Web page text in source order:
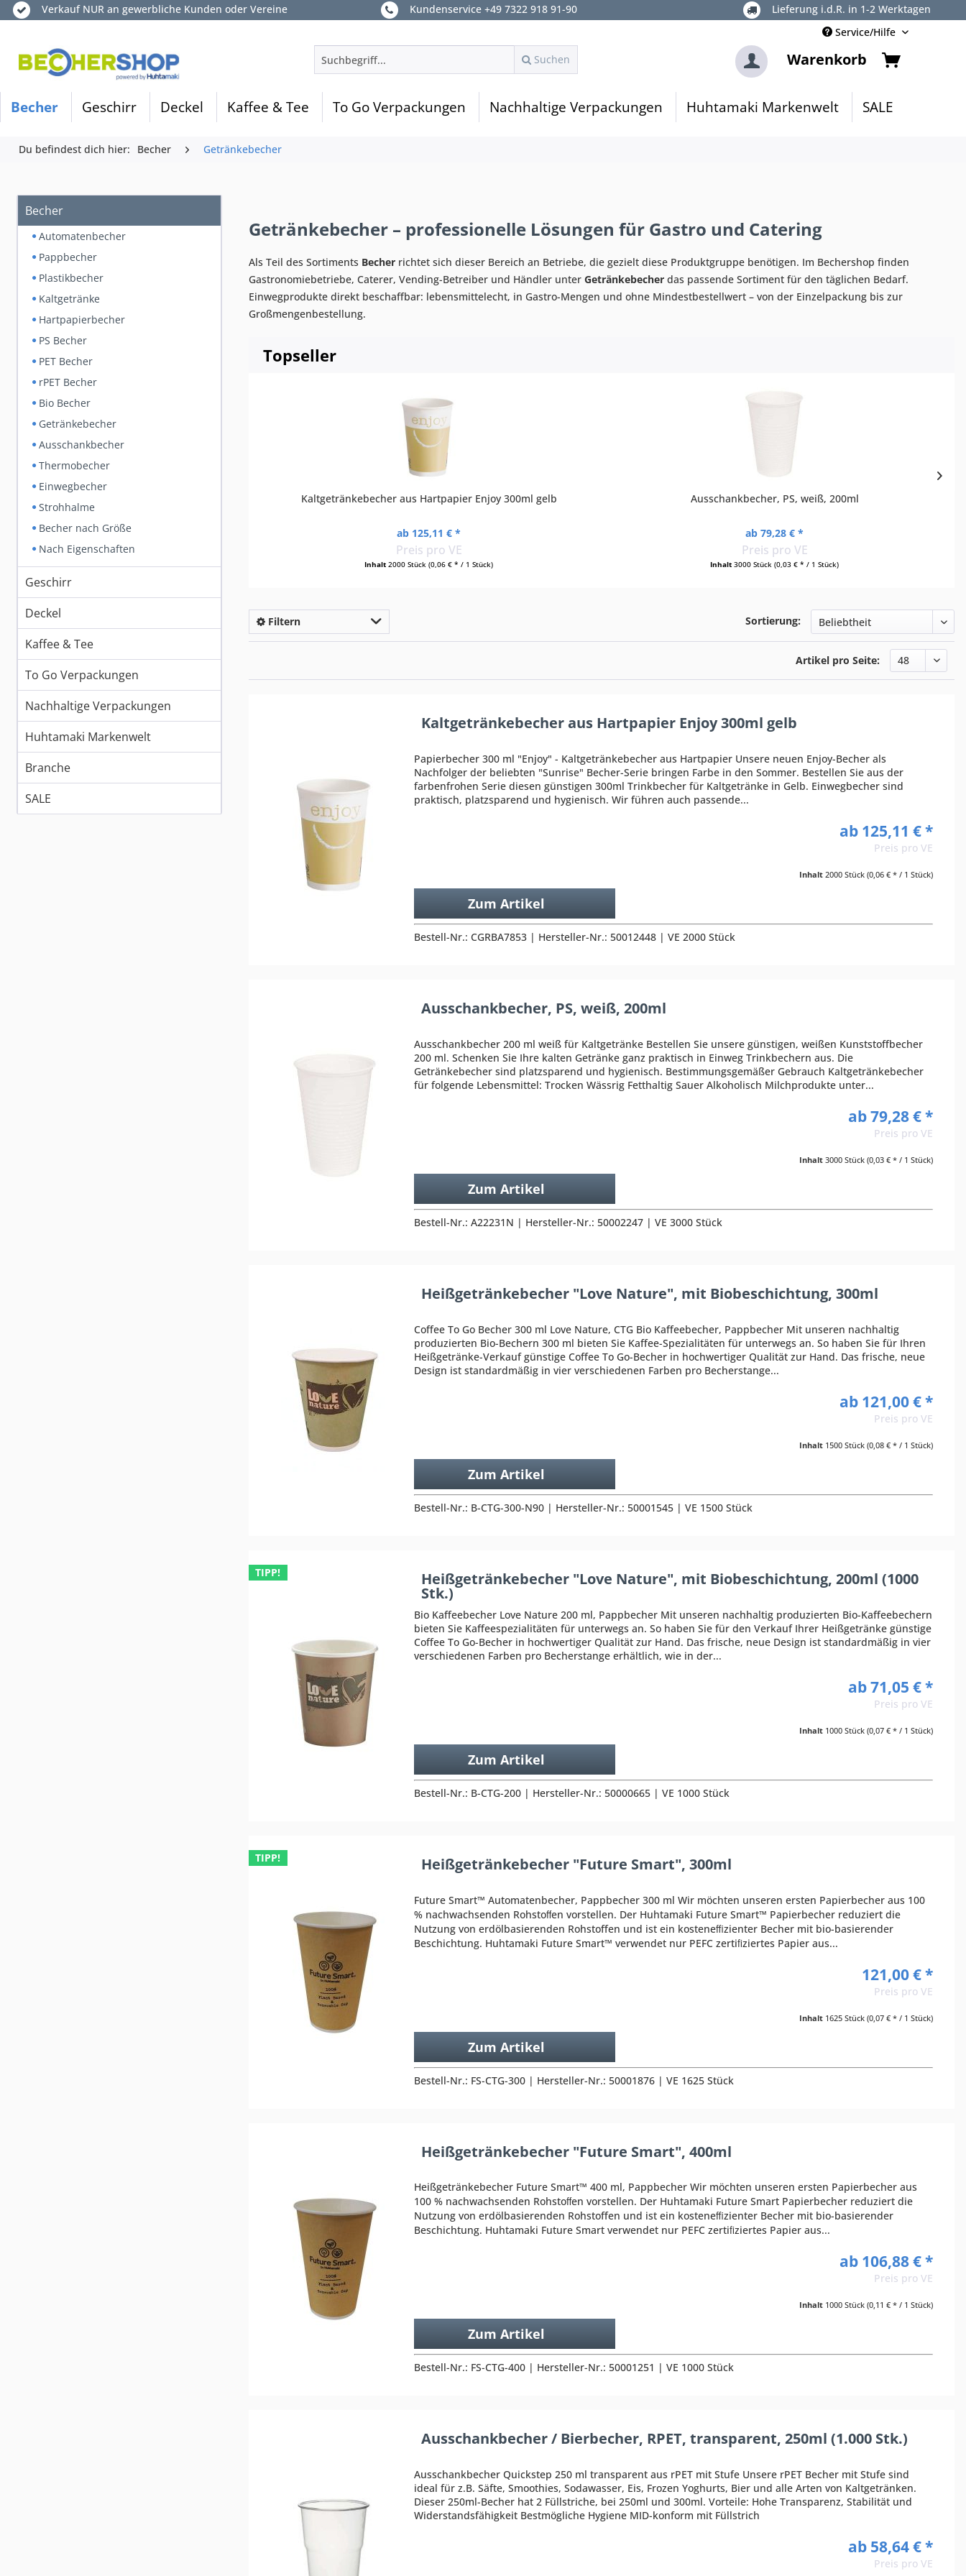
Verkauf NUR an gewerbliche Kunden oder Vereine Kundenservice +49 7322 918 91-90
Lieferung i.d.R. in 1-2 Werktagen
Service/Hilfe
Suchen
Warenkorb
Becher Geschirr Deckel Kaffee & Tee To Go Verpackungen Nachhaltige Verpackungen Huhtamaki Markenwelt SALE
Du befindest dich hier: Becher Getränkebecher
Becher
Automatenbecher
Pappbecher
Plastikbecher
Kaltgetränke
Hartpapierbecher
PS Becher
PET Becher
rPET Becher
Bio Becher
Getränkebecher
Ausschankbecher
Thermobecher
Einwegbecher
Strohhalme
Becher nach Größe
Nach Eigenschaften
Geschirr
Deckel
Kaffee & Tee
To Go Verpackungen
Nachhaltige Verpackungen
Huhtamaki Markenwelt
Branche
SALE
Getränkebecher – professionelle Lösungen für Gastro und Catering
Als Teil des Sortiments Becher richtet sich dieser Bereich an Betriebe, die gezielt diese Produktgruppe benötigen. Im Bechershop finden
Gastronomiebetriebe, Caterer, Vending-Betreiber und Händler unter Getränkebecher das passende Sortiment für den täglichen Bedarf.
Einwegprodukte direkt beschaffbar: lebensmittelecht, in Gastro-Mengen und ohne Mindestbestellwert – von der Einzelpackung bis zur
Großmengenbestellung.
Topseller
Kaltgetränkebecher aus Hartpapier Enjoy 300ml gelb
ab 125,11 € *
Preis pro VE
Inhalt 2000 Stück (0,06 € * / 1 Stück)
Ausschankbecher, PS, weiß, 200ml
ab 79,28 € *
Preis pro VE
Inhalt 3000 Stück (0,03 € * / 1 Stück)
Filtern Sortierung:
Artikel pro Seite:
Kaltgetränkebecher aus Hartpapier Enjoy 300ml gelb
Papierbecher 300 ml "Enjoy" - Kaltgetränkebecher aus Hartpapier Unsere neuen Enjoy-Becher als
Nachfolger der beliebten "Sunrise" Becher-Serie bringen Farbe in den Sommer. Bestellen Sie aus der
farbenfrohen Serie diesen günstigen 300ml Trinkbecher für Kaltgetränke in Gelb. Einwegbecher sind
praktisch, platzsparend und hygienisch. Wir führen auch passende...
ab 125,11 € *
Preis pro VE
Inhalt 2000 Stück (0,06 € * / 1 Stück)
Zum Artikel
Bestell-Nr.: CGRBA7853 | Hersteller-Nr.: 50012448 | VE 2000 Stück
Ausschankbecher, PS, weiß, 200ml
Ausschankbecher 200 ml weiß für Kaltgetränke Bestellen Sie unsere günstigen, weißen Kunststoffbecher
200 ml. Schenken Sie Ihre kalten Getränke ganz praktisch in Einweg Trinkbechern aus. Die
Getränkebecher sind platzsparend und hygienisch. Bestimmungsgemäßer Gebrauch Kaltgetränkebecher
für folgende Lebensmittel: Trocken Wässrig Fetthaltig Sauer Alkoholisch Milchprodukte unter...
ab 79,28 € *
Preis pro VE
Inhalt 3000 Stück (0,03 € * / 1 Stück)
Zum Artikel
Bestell-Nr.: A22231N | Hersteller-Nr.: 50002247 | VE 3000 Stück
Heißgetränkebecher "Love Nature", mit Biobeschichtung, 300ml
Coffee To Go Becher 300 ml Love Nature, CTG Bio Kaffeebecher, Pappbecher Mit unseren nachhaltig
produzierten Bio-Bechern 300 ml bieten Sie Kaffee-Spezialitäten für unterwegs an. So haben Sie für Ihren
Heißgetränke-Verkauf günstige Coffee To Go-Becher in hochwertiger Qualität zur Hand. Das frische, neue
Design ist standardmäßig in vier verschiedenen Farben pro Becherstange...
ab 121,00 € *
Preis pro VE
Inhalt 1500 Stück (0,08 € * / 1 Stück)
Zum Artikel
Bestell-Nr.: B-CTG-300-N90 | Hersteller-Nr.: 50001545 | VE 1500 Stück
TIPP! Heißgetränkebecher "Love Nature", mit Biobeschichtung, 200ml (1000
Stk.)
Bio Kaffeebecher Love Nature 200 ml, Pappbecher Mit unseren nachhaltig produzierten Bio-Kaffeebechern
bieten Sie Kaffeespezialitäten für unterwegs an. So haben Sie für den Verkauf Ihrer Heißgetränke günstige
Coffee To Go-Becher in hochwertiger Qualität zur Hand. Das frische, neue Design ist standardmäßig in vier
verschiedenen Farben pro Becherstange erhältlich, wie in der...
ab 71,05 € *
Preis pro VE
Inhalt 1000 Stück (0,07 € * / 1 Stück)
Zum Artikel
Bestell-Nr.: B-CTG-200 | Hersteller-Nr.: 50000665 | VE 1000 Stück
TIPP! Heißgetränkebecher "Future Smart", 300ml
Future Smart™ Automatenbecher, Pappbecher 300 ml Wir möchten unseren ersten Papierbecher aus 100
% nachwachsenden Rohstoﬀen vorstellen. Der Huhtamaki Future Smart™ Papierbecher reduziert die
Nutzung von erdölbasierenden Rohstoffen und ist ein kosteneﬃzienter Becher mit bio-basierender
Beschichtung. Huhtamaki Future Smart™ verwendet nur PEFC zertiﬁziertes Papier aus...
121,00 € *
Preis pro VE
Inhalt 1625 Stück (0,07 € * / 1 Stück)
Zum Artikel
Bestell-Nr.: FS-CTG-300 | Hersteller-Nr.: 50001876 | VE 1625 Stück
Heißgetränkebecher "Future Smart", 400ml
Heißgetränkebecher Future Smart™ 400 ml, Pappbecher Wir möchten unseren ersten Papierbecher aus
100 % nachwachsenden Rohstoﬀen vorstellen. Der Huhtamaki Future Smart Papierbecher reduziert die
Nutzung von erdölbasierenden Rohstoffen und ist ein kosteneﬃzienter Becher mit bio-basierender
Beschichtung. Huhtamaki Future Smart verwendet nur PEFC zertiﬁziertes Papier aus...
ab 106,88 € *
Preis pro VE
Inhalt 1000 Stück (0,11 € * / 1 Stück)
Zum Artikel
Bestell-Nr.: FS-CTG-400 | Hersteller-Nr.: 50001251 | VE 1000 Stück
Ausschankbecher / Bierbecher, RPET, transparent, 250ml (1.000 Stk.)
Ausschankbecher Quickstep 250 ml transparent aus rPET mit Stufe Unsere rPET Becher mit Stufe sind
ideal für z.B. Säfte, Smoothies, Sodawasser, Eis, Frozen Yoghurts, Bier und alle Arten von Kaltgetränken.
Dieser 250ml-Becher hat 2 Füllstriche, bei 250ml und 300ml. Vorteile: Hohe Transparenz, Stabilität und
Widerstandsfähigkeit Bestmögliche Hygiene MID-konform mit Füllstrich
ab 58,64 € *
Preis pro VE